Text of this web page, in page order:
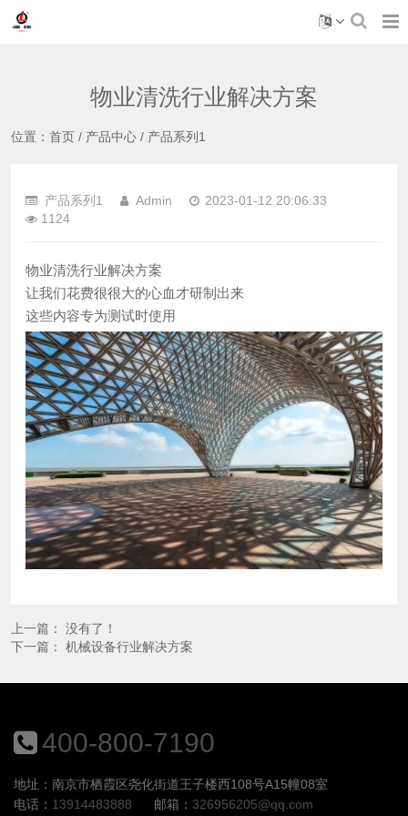
物业清洗行业解决方案
位置： 首页 / 产品中心 / 产品系列1
产品系列1 Admin
2023-01-12 20:06:33
1124
物业清洗行业解决方案
让我们花费很很大的心血才研制出来
这些内容专为测试时使用
上一篇： 没有了！
下一篇： 机械设备行业解决方案
400-800-7190
地址：南京市栖霞区尧化街道王子楼西108号A15幢08室
电话： 13914483888 邮箱： 326956205@qq.com